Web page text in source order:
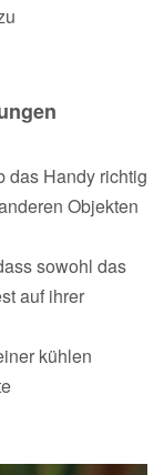
das Handy richtig
Objekten
sowohl das
auf ihrer
kühlen